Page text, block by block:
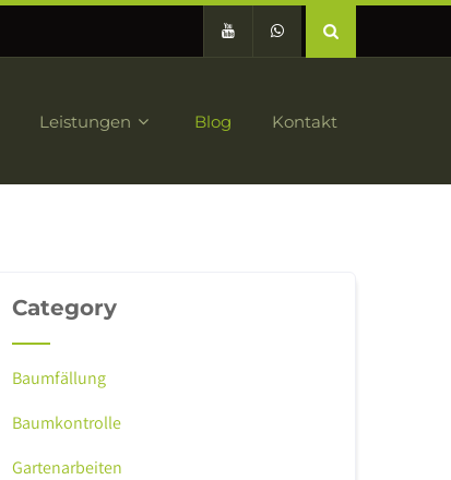
Leistungen Blog Kontakt
Category
Baumfällung
Baumkontrolle
Gartenarbeiten